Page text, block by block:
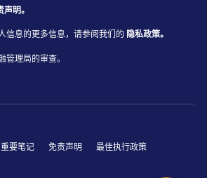
声明。
信息的更多信息，请参阅我们的 隐私政策。
管理局的审查。
重要笔记 免责声明 最佳执行政策